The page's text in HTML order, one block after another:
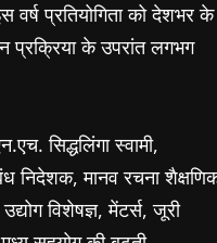
प्रतियोगिता को देशभर के
प्रक्रिया के उपरांत लगभग
सिद्धलिंगा स्वामी,
निदेशक, मानव रचना
विशेषज्ञ, मेंटर्स, जूरी